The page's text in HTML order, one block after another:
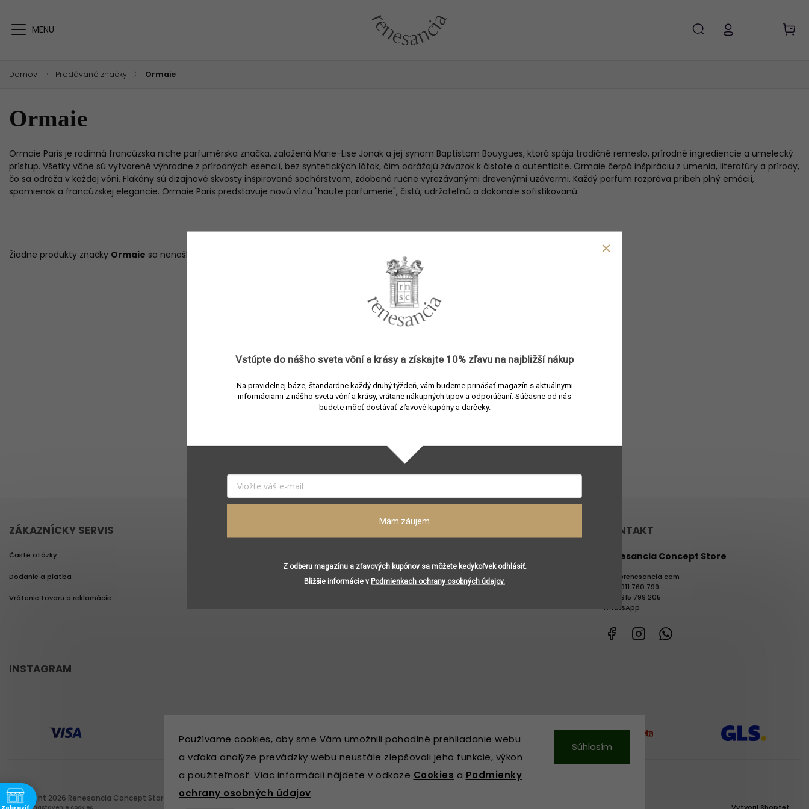
Používame cookies, aby sme Vám umožnili pohodlné prehliadanie webu
a vďaka analýze prevádzky webu neustále zlepšovali jeho funkcie, výkon
a použiteľnosť. Viac informácií nájdete v odkaze Cookies a Podmienky
ochrany osobných údajov.
Súhlasím
Domov / Predávané značky / Ormaie
Ormaie
Ormaie Paris je rodinná francúzska niche parfumérska značka, založená Marie-Lise Jonak a jej synom Baptistom Bouygues, ktorá spája tradičné remeslo, prírodné ingrediencie a umelecký
prístup. Všetky vône sú vytvorené výhradne z prírodných esencií, bez syntetických látok, čím odrážajú záväzok k čistote a autenticite. Ormaie čerpá inšpiráciu z umenia, literatúry a prírody,
čo sa odráža v každej vôni. Flakóny sú dizajnové skvosty inšpirované sochárstvom, zdobené ručne vyrezávanými drevenými uzávermi. Každý parfum rozpráva príbeh plný emócií,
spomienok a francúzskej elegancie. Ormaie Paris predstavuje novú víziu "haute parfumerie", čistú, udržateľnú a dokonale sofistikovanú.
Žiadne produkty značky Ormaie sa nenašli...
Odoberať newsletter
Prihláste sa a buďte s nami v kontakte. Čaká vás magazín s
ZÁKAZNÍCKY SERVIS
Časté otázky
Dodanie a platba
Vrátenie tovaru a reklamácie
RENESANCIA CONCEPT
Magazín
KONTAKT
Renesancia Concept Store
@renesancia.com
+421 911 760 799
+421 915 799 205
WhatsApp
FacebookInstagram
INSTAGRAM
Vytvoril Shoptet
Copyright 2026 Renesancia Concept Store . Všetky práva vyhradené.
Upraviť nastavenie cookies
Vstúpte do nášho sveta vôní a krásy a získajte 10% zľavu na najbližší nákup
Na pravidelnej báze, štandardne každý druhý týždeň, vám budeme prinášať magazín s aktuálnymi
informáciami z nášho sveta vôní a krásy, vrátane nákupných tipov a odporúčaní. Súčasne od nás
budete môcť dostávať zľavové kupóny a darčeky.
Mám záujem
Z odberu magazínu a zľavových kupónov sa môžete kedykoľvek odhlásiť.
Bližšie informácie v Podmienkach ochrany osobných údajov.